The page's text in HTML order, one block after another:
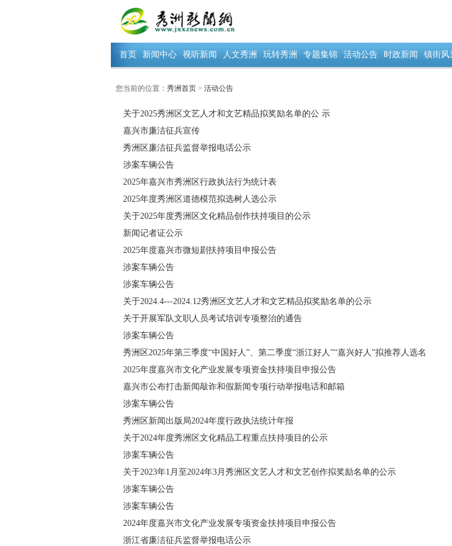
首页 新闻中心 视听新闻 人文秀洲 玩转秀洲 专题集锦 活动公告 时政新闻 镇街风
您当前的位置： 秀洲首页 > 活动公告
关于2025秀洲区文艺人才和文艺精品拟奖励名单的公 示
嘉兴市廉洁征兵宣传
秀洲区廉洁征兵监督举报电话公示
涉案车辆公告
2025年嘉兴市秀洲区行政执法行为统计表
2025年度秀洲区道德模范拟选树人选公示
关于2025年度秀洲区文化精品创作扶持项目的公示
新闻记者证公示
2025年度嘉兴市微短剧扶持项目申报公告
涉案车辆公告
涉案车辆公告
关于2024.4---2024.12秀洲区文艺人才和文艺精品拟奖励名单的公示
关于开展军队文职人员考试培训专项整治的通告
涉案车辆公告
秀洲区2025年第三季度“中国好人”、第二季度“浙江好人”“嘉兴好人”拟推荐人选名
单公示
2025年度嘉兴市文化产业发展专项资金扶持项目申报公告
嘉兴市公布打击新闻敲诈和假新闻专项行动举报电话和邮箱
涉案车辆公告
秀洲区新闻出版局2024年度行政执法统计年报
关于2024年度秀洲区文化精品工程重点扶持项目的公示
涉案车辆公告
关于2023年1月至2024年3月秀洲区文艺人才和文艺创作拟奖励名单的公示
涉案车辆公告
涉案车辆公告
2024年度嘉兴市文化产业发展专项资金扶持项目申报公告
浙江省廉洁征兵监督举报电话公示